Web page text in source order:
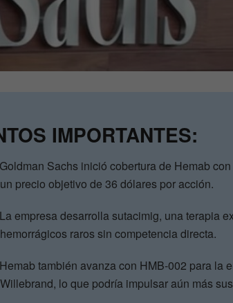
IMPORTANTES:
Goldman Sachs inició cobertura de Hemab
un precio objetivo de 36 dólares por acción.
La empresa desarrolla sutacimig, una terapia
hemorrágicos raros sin competencia directa.
Hemab también avanza con HMB-002 para la
Willebrand, lo que podría impulsar aún más